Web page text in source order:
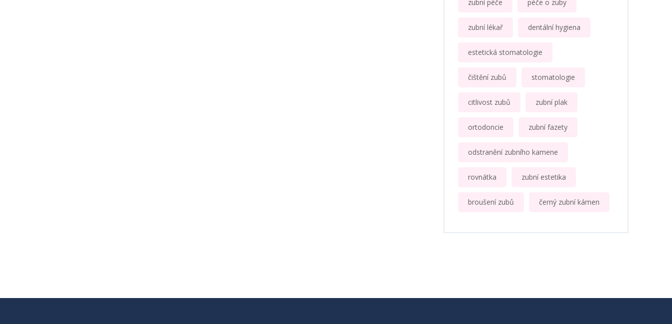
zubní péče péče o zuby
zubní lékař dentální hygiena
estetická stomatologie
čištění zubů stomatologie
citlivost zubů zubní plak
ortodoncie zubní fazety
odstranění zubního kamene
rovnátka zubní estetika
broušení zubů černý zubní kámen